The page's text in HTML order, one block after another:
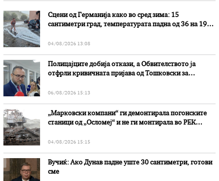
Сцени од Германија како во сред зима: 15
сантиметри град, температурата падна од 36 на 19
04/08/2026 13:08
Полицајците добија откази, а Обвителството ја
отфрли кривичната пријава од Тошковски за
06/08/2026 15:13
„Марковски компани“ ги демонтирала погонските
станици од „Осломеј“ и не ги монтирала во РЕК
04/08/2026 15:15
Вучиќ: Ако Дунав падне уште 30 сантиметри, готови
сме